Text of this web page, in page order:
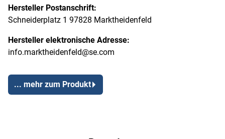
Hersteller Postanschrift:
Schneiderplatz 1 97828 Marktheidenfeld
Hersteller elektronische Adresse:
info.marktheidenfeld@se.com
... mehr zum Produkt